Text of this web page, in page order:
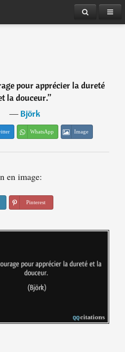
pour apprécier la dureté
la douceur.”
―Björk
WhatsApp Image
en image:
Pinterest